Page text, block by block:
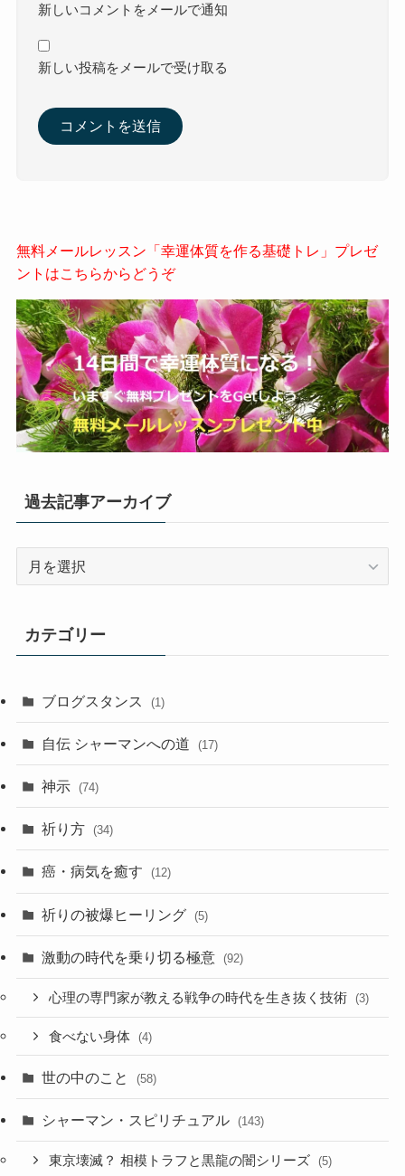
新しいコメントをメールで通知
新しい投稿をメールで受け取る
無料メールレッスン「幸運体質を作る基礎トレ」プレゼ
ントはこちらからどうぞ
過去記事アーカイブ
ア
ブ
カテゴリー
ブログスタンス (1)
自伝 シャーマンへの道 (17)
神示 (74)
祈り方 (34)
癌・病気を癒す (12)
祈りの被爆ヒーリング (5)
激動の時代を乗り切る極意 (92)
心理の専門家が教える戦争の時代を生き抜く技術 (3)
食べない身体 (4)
世の中のこと (58)
シャーマン・スピリチュアル (143)
東京壊滅？ 相模トラフと黒龍の闇シリーズ (5)